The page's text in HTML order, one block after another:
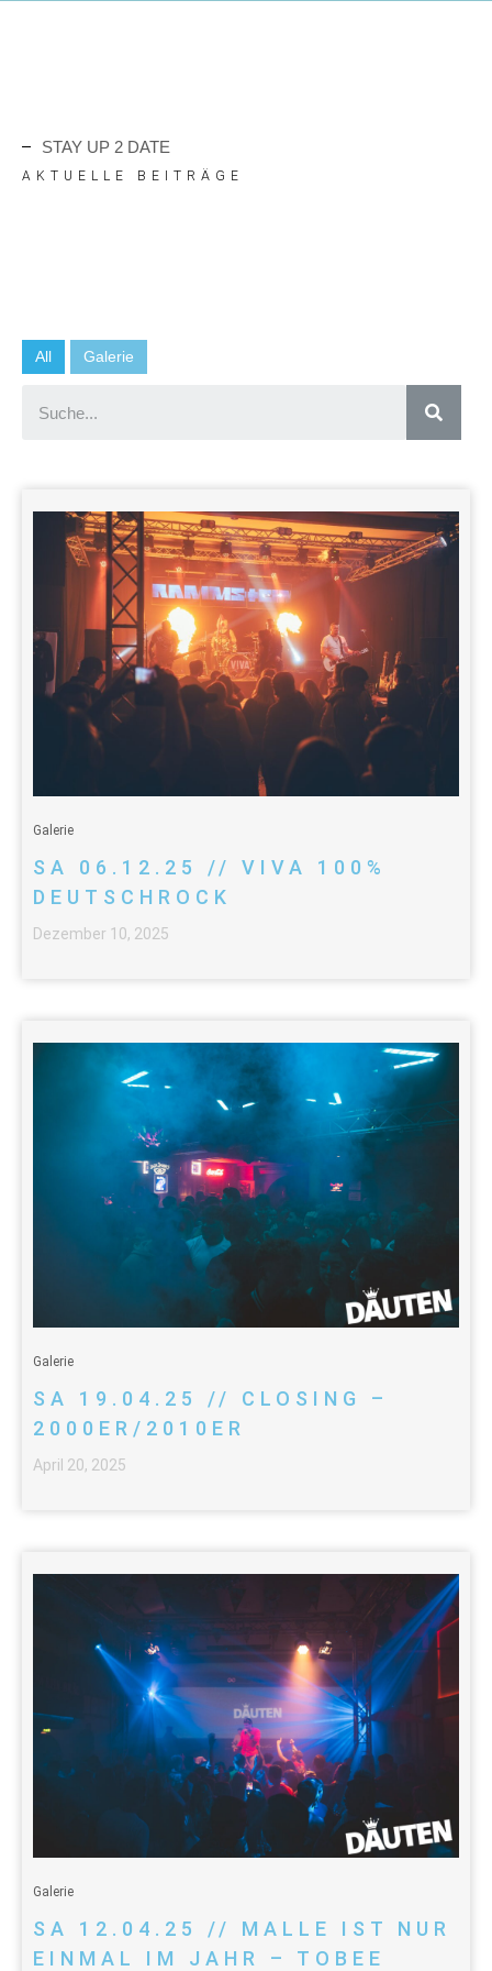
STAY UP 2 DATE
AKTUELLE BEITRÄGE
All Galerie
Galerie
SA 06.12.25 // VIVA 100%
DEUTSCHROCK
Dezember 10, 2025
Galerie
SA 19.04.25 // CLOSING –
2000ER/2010ER
April 20, 2025
Galerie
SA 12.04.25 // MALLE IST NUR
EINMAL IM JAHR – TOBEE